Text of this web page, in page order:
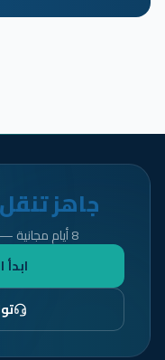
جاهز
8 أيام مجانية — لا بطاقة ائتمانية — لا التزامات